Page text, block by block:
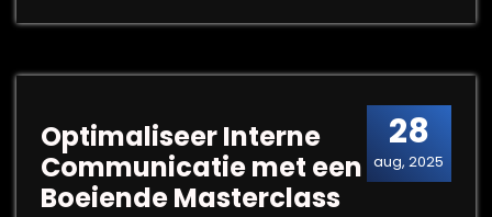
28
aug, 2025
Optimaliseer Interne
Communicatie met een
Boeiende Masterclass